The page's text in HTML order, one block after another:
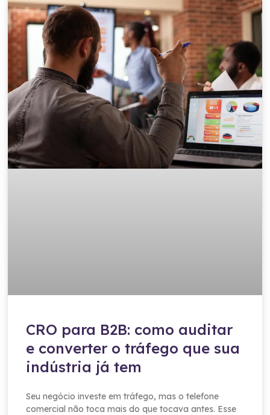
CRO para B2B: como auditar
e converter o tráfego que sua
indústria já tem
Seu negócio investe em tráfego, mas o telefone
comercial não toca mais do que tocava antes. Esse